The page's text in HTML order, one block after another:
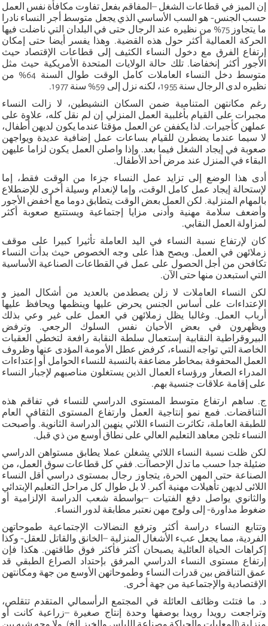
إن الميز في قطاعات الشغل –المفاقم بفعل تفاوت مكافأة نفس العمل
حسب الجنس- هو السب الأساسي الذي يجعل متوسط أجر النساء نادرا
ما يتجاوز 75% من نظيره عند الرجال حتى في البلدان التي ناضلت فيها
الحركة العمالية أكثر حول هذه القضية. وهذا يفسر أيضا حتى إمكان
إرتفاع الفرق مع دخول النساء الكثيف إلى قطاعات الإقتصاد حيث
الأجور أكثر إنخفاضا. تلك حالة الولايات المتحدة الأمريكية حيث مثل
متوسط دخل النساء العاملات كامل الوقت طوال السنة 64% من
نظيره لدى الرجال سنة 1955، لكنه نزل إلى 59% سنة 1977.
رغم مكانتهن المتنامية ضمن السكان النشيطين، لا زالت النساء
مجبرات على القيام بأغلبية العمل المنزلي إن لم نقل كله، علاوة على
عملهن كأجيرات. لذا يكففن عن العمل مؤقتا عندما يكون لديهن أطفال،
لا سيما عندما يضطرن للقيام بساعات عمل إضافية عديدة ويواجهن
صعوبة في إيجاد الشغل فيما بعد. وإذا واصلن العمل يكون لزاما عليهن
البقاء في المنزل عند مرض أحد الأطفال.
أدى هذا الوضع إلى تزايد عمل النساء جزءا من الوقت فقط، إما
لإستحالة إيجاد عمل كامل الوقت، وإما لإنعدام وسيلة أخرى للإضطلاع
بالمهام المنزلية. لكن العمل بعض الوقت يتطابق دوما مع أخفض الأجور
وأضعف سلامة مهنية وأدنى مزايا إجتماعية ويستتبع صعوبة أكثر
لمزاولة العمل النقابي.
كان لإرتفاع نسبة النساء في اليد العاملة تأثيرا كبيرا على موقف
زملائهن في العمل. ويصح هذا على وجه الخصوص حيث بدأت النساء
تكافحن من أجل الحصول على عمل في القطاعات الصناعية الأساسية
التي استبعدن منها حتى الآن.
لكن النساء العاملات لا زلن يصطدمن بالعديد من أشكال الميز و
الإعتداءات على أساس الجنس يحرض عليها وينظمها ويحافظ عليها
أرباب العمل. وغالبا يظل زملائهن في العمل على غير وعي بذلك
ويظهرون في بعض الأحيان نفس السلوك الرجعي. وترفض
البيروقراطية النقابية إستعمال سلطة النقابة رافعة لتخطي العقبات
الخاصة التي تواجه النساء، كرفض عطل الأمومة المؤدى عنها وظروف
العمل المحفوفة بمخاطر مضاعفة بالنسبة للنساء الحوامل أو إعتداءات
المدراء الصغار ورؤساء العمال الذين يستغلون مناصبهم لإجبار النساء
على إقامة علاقات جنسية بهم.
ج. ساهم ارتفاع متوسط المستوى الدراسي للنساء في تفاقم هذه
التناقضات. فمع نمو إنتاجية العمل وارتفاع المستوى الثقافي العام
للطبقة العاملة، تكاثرت النساء اللائي ينهين الدراسة الثانوية. وأصبحت
النساء تلجن معاهد التعليم العالي على نطاق أوسع من ذي قبل.
لكن ظلت نسبة النساء اللائي يشغلن عملا يطابق مستواهن الدراسي
ضئيلة جدا حسب ما تدل الإحصاآت. ففي كل قطاعات سوق العمل، من
الصناعة حتى المهن الحرة، يتجاوز رجال بمستوى دراسي أقل النساء
اللائى لديهن تأهيلات مهنية أكبر. لا بل طوال كل مراحل التعليم الإبتدائي
والثانوي يواصل دفع الفتيات –بواسطة شعب الدراسة الإلزامية أو
ضغوط مداورة- إلى ولوج مهن نعتبر مطابقة لدور النساء.
وتتابع النساء دراسة أكثر وترفع النضالات الإجتماعية طموحاتهن
الفردية، مما يجعل عبء الأشغال المنزلية –الخانق والقاتل للعقل- وكذا
إكراهات الحياة العائلية يصبحان أكثر فأكثر فوق طاقتهن. هكذا فإن
إرتفاع مستوى النساء الدراسي المرفق بإحتداد الصراع الطبقي قد
عمق التناقض بين قدرات النساء وطموحاتهن الأوسع من جهة ومكانتهن
الإقتصادية والإجتماعية من جهة أخرى.
د. ما فتئت وظائف العائلة في المجتمع الرأسمالي المتقدم تتقلص،
وتراجعت رويدا رويدا بوصفها وحدة إنتاج صغيرة –زراعية كانت أو